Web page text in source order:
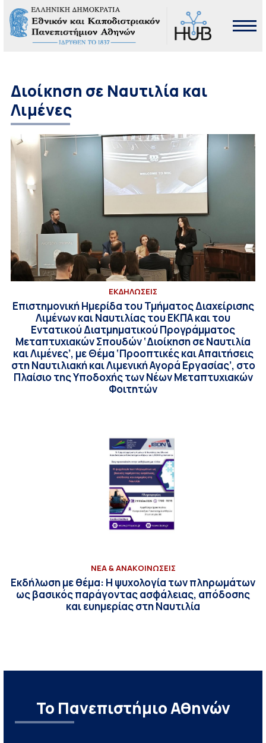
Διοίκηση σε Ναυτιλία και
Λιμένες
ΕΚΔΗΛΩΣΕΙΣ
Επιστημονική Ημερίδα του Τμήματος Διαχείρισης
Λιμένων και Ναυτιλίας του ΕΚΠΑ και του
Εντατικού Διατμηματικού Προγράμματος
Μεταπτυχιακών Σπουδών ‘Διοίκηση σε Ναυτιλία
και Λιμένες’, με Θέμα ‘Προοπτικές και Απαιτήσεις
στη Ναυτιλιακή και Λιμενική Αγορά Εργασίας’, στο
Πλαίσιο της Υποδοχής των Νέων Μεταπτυχιακών
Φοιτητών
ΝΕΑ & ΑΝΑΚΟΙΝΩΣΕΙΣ
Εκδήλωση με θέμα: Η ψυχολογία των πληρωμάτων
ως βασικός παράγοντας ασφάλειας, απόδοσης
και ευημερίας στη Ναυτιλία
Το Πανεπιστήμιο Αθηνών